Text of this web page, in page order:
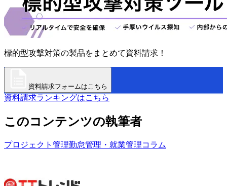
標的型攻撃対策の製品をまとめて資料請求！
資料請求フォームはこちら
資料請求ランキングはこちら
このコンテンツの執筆者
プロジェクト管理勤怠管理・就業管理コラム